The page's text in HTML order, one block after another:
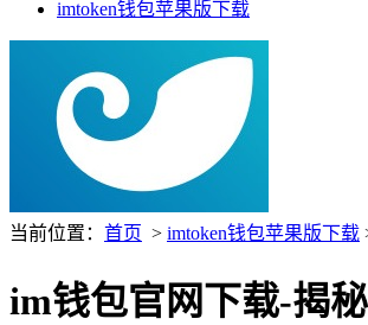
imtoken钱包苹果版下载
当前位置： 首页 > imtoken钱包苹果版下载
im钱包官网下载-揭